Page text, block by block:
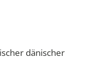
dänischer